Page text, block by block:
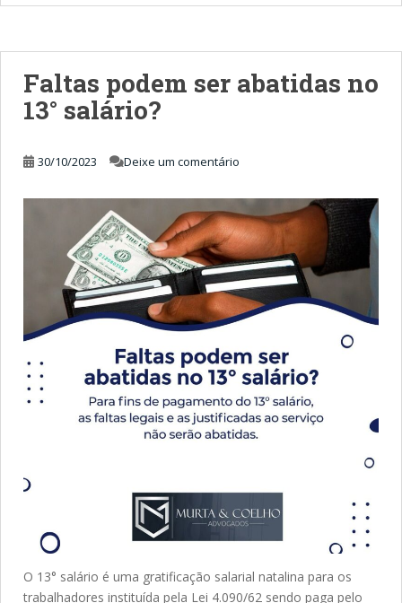
Faltas podem ser abatidas no
13° salário?
30/10/2023 Deixe um comentário
O 13° salário é uma gratificação salarial natalina para os
trabalhadores instituída pela Lei 4.090/62 sendo paga pelo